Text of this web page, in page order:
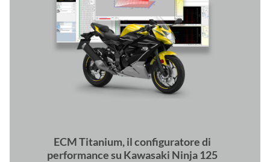
ECM Titanium, il configuratore di
performance su Kawasaki Ninja 125